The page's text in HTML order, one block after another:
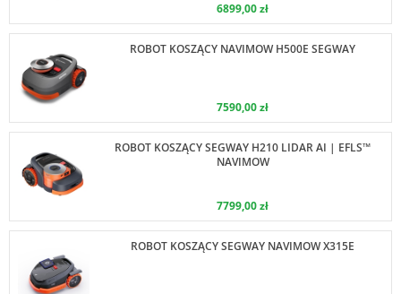
6899,00 zł
ROBOT KOSZĄCY NAVIMOW H500E SEGWAY
7590,00 zł
ROBOT KOSZĄCY SEGWAY H210 LIDAR AI | EFLS™
NAVIMOW
7799,00 zł
ROBOT KOSZĄCY SEGWAY NAVIMOW X315E